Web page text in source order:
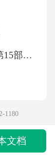
域，7
，并利
能预
未按
计分
GB/T 1094.15-2020电力变压器第15部分：充气式电力变压器
1180
文档